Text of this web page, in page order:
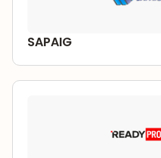
SAPAIG